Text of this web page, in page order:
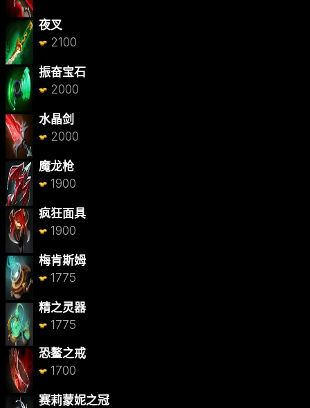
夜叉
2100
振奋宝石
2000
水晶剑
2000
魔龙枪
1900
疯狂面具
1900
梅肯斯姆
1775
精之灵器
1775
恐鳌之戒
1700
赛莉蒙妮之冠